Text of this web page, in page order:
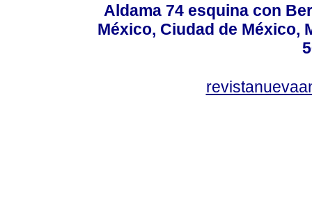
Aldama 74 esquina con
México, Ciudad de México,